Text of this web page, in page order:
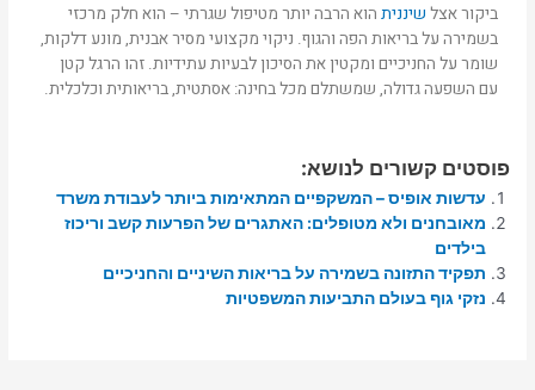
ביקור אצל שיננית הוא הרבה יותר מטיפול שגרתי – הוא חלק מרכזי
בשמירה על בריאות הפה והגוף. ניקוי מקצועי מסיר אבנית, מונע דלקות,
שומר על החניכיים ומקטין את הסיכון לבעיות עתידיות. זהו הרגל קטן
עם השפעה גדולה, שמשתלם מכל בחינה: אסתטית, בריאותית וכלכלית.
פוסטים קשורים לנושא:
עדשות אופיס – המשקפיים המתאימות ביותר לעבודת משרד
מאובחנים ולא מטופלים: האתגרים של הפרעות קשב וריכוז
בילדים
תפקיד התזונה בשמירה על בריאות השיניים והחניכיים
נזקי גוף בעולם התביעות המשפטיות